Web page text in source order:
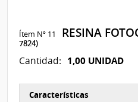
Ítem Nº 11 RESINA
7824)
Cantidad: 1,00 UNIDAD
Características